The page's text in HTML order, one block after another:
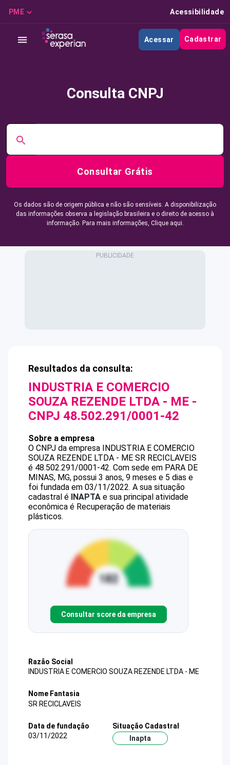
PME Acessibilidade
Acessar Cadastrar
Consulta CNPJ
Consultar Grátis
Os dados são de origem pública e não são sensíveis. A disponibilização
das informações observa a legislação brasileira e o direito de acesso à
informação. Para mais informações, Clique aqui.
Resultados da consulta:
INDUSTRIA E COMERCIO
SOUZA REZENDE LTDA - ME -
CNPJ 48.502.291/0001-42
Sobre a empresa
O CNPJ da empresa INDUSTRIA E COMERCIO
SOUZA REZENDE LTDA - ME SR RECICLAVEIS
é 48.502.291/0001-42. Com sede em PARA DE
MINAS, MG, possui 3 anos, 9 meses e 5 dias e
foi fundada em 03/11/2022. A sua situação
cadastral é INAPTA e sua principal atividade
econômica é Recuperação de materiais
plásticos.
Consultar score da empresa
Razão Social
INDUSTRIA E COMERCIO SOUZA REZENDE LTDA - ME
Nome Fantasia
SR RECICLAVEIS
Data de fundação
03/11/2022
Situação Cadastral
Inapta